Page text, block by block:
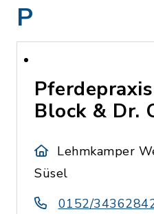
P
Block & Dr.
Lehmkamper
Süsel
0152/